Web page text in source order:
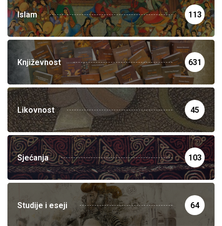
Islam 113
Književnost 631
Likovnost 45
Sjećanja 103
Studije i eseji 64